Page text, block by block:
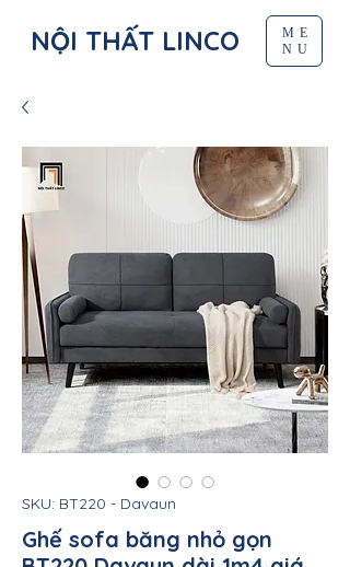
NỘI THẤT LINCO
ME
NU
SKU: BT220 - Davaun
Ghế sofa băng nhỏ gọn